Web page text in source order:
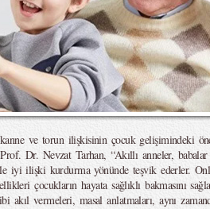
ve torun ilişkisinin çocuk gelişimindeki
Dr. Nevzat Tarhan, “Akıllı anneler, babalar
iyi ilişki kurdurma yönünde teşvik ederler.
çocukların hayata sağlıklı bakmasını
akıl vermeleri, masal anlatmaları, aynı